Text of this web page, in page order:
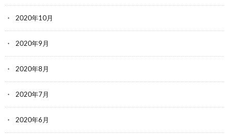
2020年10月
2020年9月
2020年8月
2020年7月
2020年6月